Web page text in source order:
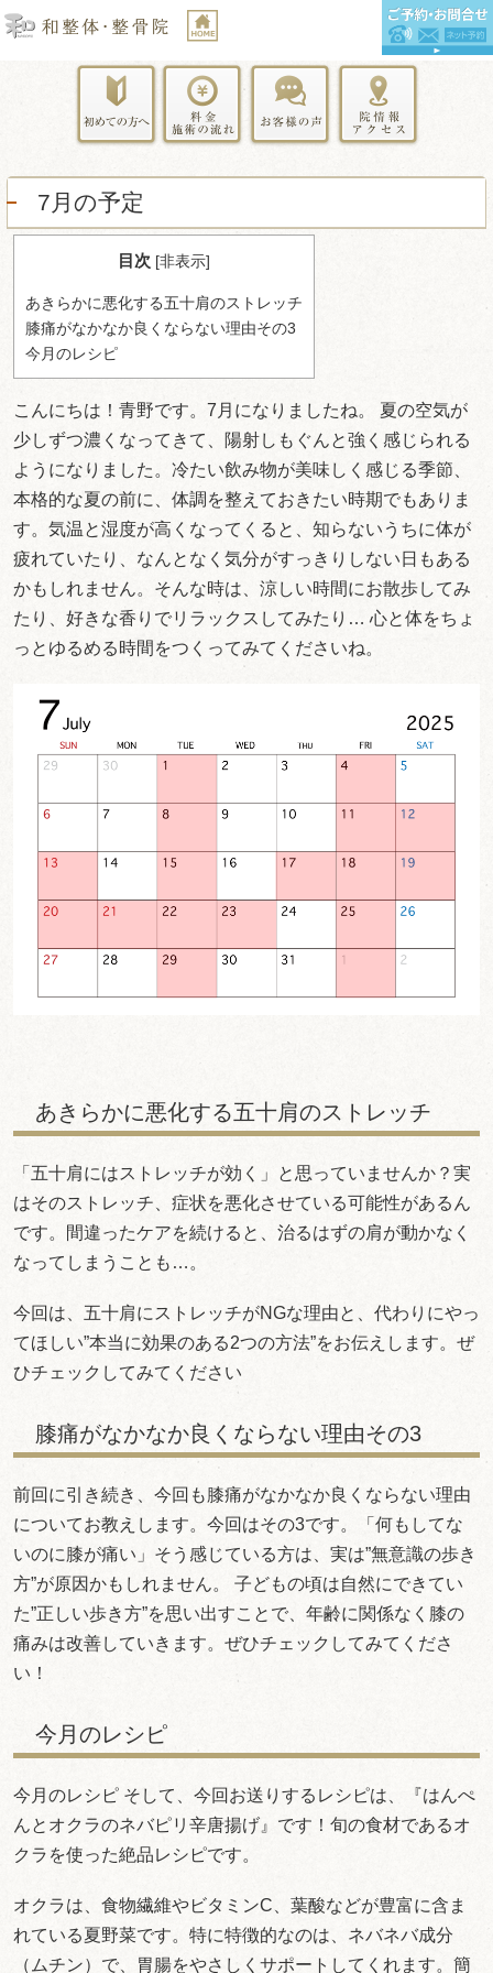
7月の予定
目次 [非表示]
あきらかに悪化する五十肩のストレッチ
膝痛がなかなか良くならない理由その3
今月のレシピ
こんにちは！青野です。7月になりましたね。 夏の空気が
少しずつ濃くなってきて、陽射しもぐんと強く感じられる
ようになりました。冷たい飲み物が美味しく感じる季節、
本格的な夏の前に、体調を整えておきたい時期でもありま
す。気温と湿度が高くなってくると、知らないうちに体が
疲れていたり、なんとなく気分がすっきりしない日もある
かもしれません。そんな時は、涼しい時間にお散歩してみ
たり、好きな香りでリラックスしてみたり… 心と体をちょ
っとゆるめる時間をつくってみてくださいね。
あきらかに悪化する五十肩のストレッチ
「五十肩にはストレッチが効く」と思っていませんか？実
はそのストレッチ、症状を悪化させている可能性があるん
です。間違ったケアを続けると、治るはずの肩が動かなく
なってしまうことも…。
今回は、五十肩にストレッチがNGな理由と、代わりにやっ
てほしい”本当に効果のある2つの方法”をお伝えします。ぜ
ひチェックしてみてください
膝痛がなかなか良くならない理由その3
前回に引き続き、今回も膝痛がなかなか良くならない理由
についてお教えします。今回はその3です。「何もしてな
いのに膝が痛い」そう感じている方は、実は”無意識の歩き
方”が原因かもしれません。 子どもの頃は自然にできてい
た”正しい歩き方”を思い出すことで、年齢に関係なく膝の
痛みは改善していきます。ぜひチェックしてみてくださ
い！
今月のレシピ
今月のレシピ そして、今回お送りするレシピは、『はんぺ
んとオクラのネバピリ辛唐揚げ』です！旬の食材であるオ
クラを使った絶品レシピです。
オクラは、食物繊維やビタミンC、葉酸などが豊富に含ま
れている夏野菜です。特に特徴的なのは、ネバネバ成分
（ムチン）で、胃腸をやさしくサポートしてくれます。簡